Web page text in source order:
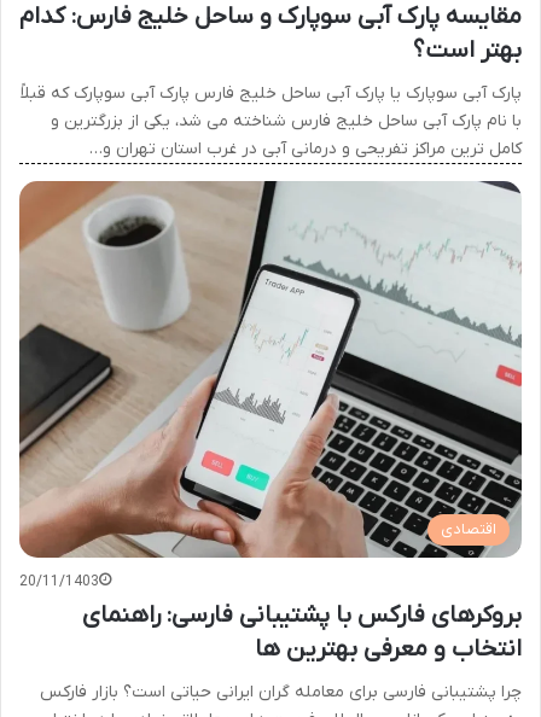
مقایسه پارک آبی سوپارک و ساحل خلیج فارس: کدام
بهتر است؟
پارک آبی سوپارک یا پارک آبی ساحل خلیج فارس پارک آبی سوپارک که قبلاً
با نام پارک آبی ساحل خلیج فارس شناخته می شد، یکی از بزرگترین و
کامل ترین مراکز تفریحی و درمانی آبی در غرب استان تهران و…
اقتصادی
20/11/1403
بروکرهای فارکس با پشتیبانی فارسی: راهنمای
انتخاب و معرفی بهترین ها
چرا پشتیبانی فارسی برای معامله گران ایرانی حیاتی است؟ بازار فارکس